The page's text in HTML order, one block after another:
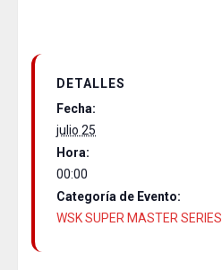
DETALLES
Fecha:
julio 25
Hora:
00:00
Categoría de Evento:
WSK SUPER MASTER SERIES